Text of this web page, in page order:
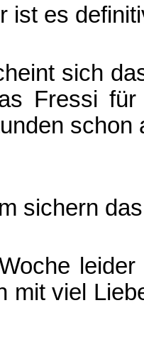
ist es
sich
Fressi
schon
sichern
mit viel